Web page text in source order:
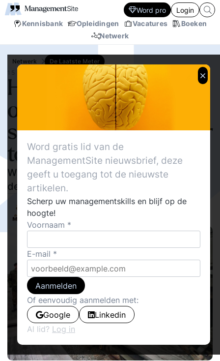
Kennisbank Opleidingen Vacatures
Boeken
Netwerk
Word pro Login
Netwerk
De Laatste Meter
15 DEC.‘25
Het is de hoogste tijd
om het militaire
spoorvervoer weerbaar
te maken
Wie controle heeft over het spoor, beheerst
de logistiek van oorlog en vrede
Walther Ploos van Amstel
De Laatste Meter
141
Delen
Word gratis lid van de
ManagementSite nieuwsbrief, deze
geeft u toegang tot de nieuwste
artikelen.
Scherp uw managementskills en blijf op de
hoogte!
Voornaam
E-mail
Aanmelden
Of eenvoudig aanmelden met:
Google
Linkedin
Al lid? Log in